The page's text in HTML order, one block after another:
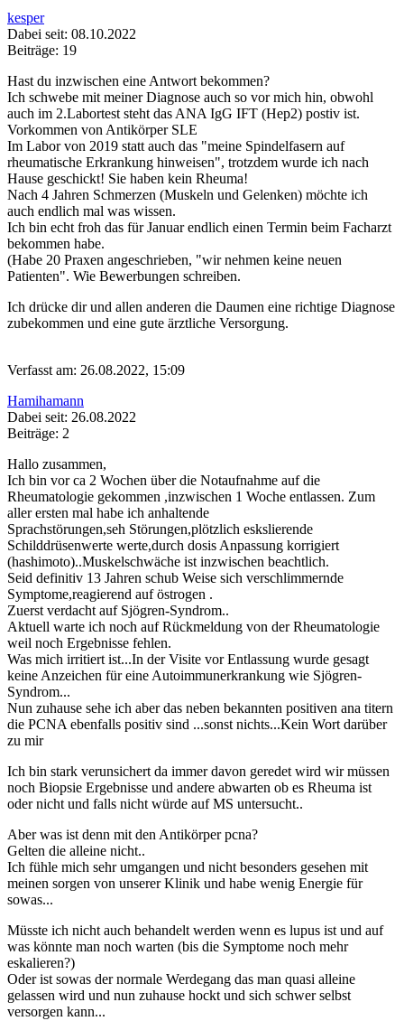
kesper
Dabei seit: 08.10.2022
Beiträge: 19
Hast du inzwischen eine Antwort bekommen?
Ich schwebe mit meiner Diagnose auch so vor mich hin, obwohl
auch im 2.Labortest steht das ANA IgG IFT (Hep2) postiv ist.
Vorkommen von Antikörper SLE
Im Labor von 2019 statt auch das "meine Spindelfasern auf
rheumatische Erkrankung hinweisen", trotzdem wurde ich nach
Hause geschickt! Sie haben kein Rheuma!
Nach 4 Jahren Schmerzen (Muskeln und Gelenken) möchte ich
auch endlich mal was wissen.
Ich bin echt froh das für Januar endlich einen Termin beim Facharzt
bekommen habe.
(Habe 20 Praxen angeschrieben, "wir nehmen keine neuen
Patienten". Wie Bewerbungen schreiben.
Ich drücke dir und allen anderen die Daumen eine richtige Diagnose
zubekommen und eine gute ärztliche Versorgung.
Verfasst am: 26.08.2022, 15:09
Hamihamann
Dabei seit: 26.08.2022
Beiträge: 2
Hallo zusammen,
Ich bin vor ca 2 Wochen über die Notaufnahme auf die
Rheumatologie gekommen ,inzwischen 1 Woche entlassen. Zum
aller ersten mal habe ich anhaltende
Sprachstörungen,seh Störungen,plötzlich eskslierende
Schilddrüsenwerte werte,durch dosis Anpassung korrigiert
(hashimoto)..Muskelschwäche ist inzwischen beachtlich.
Seid definitiv 13 Jahren schub Weise sich verschlimmernde
Symptome,reagierend auf östrogen .
Zuerst verdacht auf Sjögren-Syndrom..
Aktuell warte ich noch auf Rückmeldung von der Rheumatologie
weil noch Ergebnisse fehlen.
Was mich irritiert ist...In der Visite vor Entlassung wurde gesagt
keine Anzeichen für eine Autoimmunerkrankung wie Sjögren-
Syndrom...
Nun zuhause sehe ich aber das neben bekannten positiven ana titern
die PCNA ebenfalls positiv sind ...sonst nichts...Kein Wort darüber
zu mir
Ich bin stark verunsichert da immer davon geredet wird wir müssen
noch Biopsie Ergebnisse und andere abwarten ob es Rheuma ist
oder nicht und falls nicht würde auf MS untersucht..
Aber was ist denn mit den Antikörper pcna?
Gelten die alleine nicht..
Ich fühle mich sehr umgangen und nicht besonders gesehen mit
meinen sorgen von unserer Klinik und habe wenig Energie für
sowas...
Müsste ich nicht auch behandelt werden wenn es lupus ist und auf
was könnte man noch warten (bis die Symptome noch mehr
eskalieren?)
Oder ist sowas der normale Werdegang das man quasi alleine
gelassen wird und nun zuhause hockt und sich schwer selbst
versorgen kann...